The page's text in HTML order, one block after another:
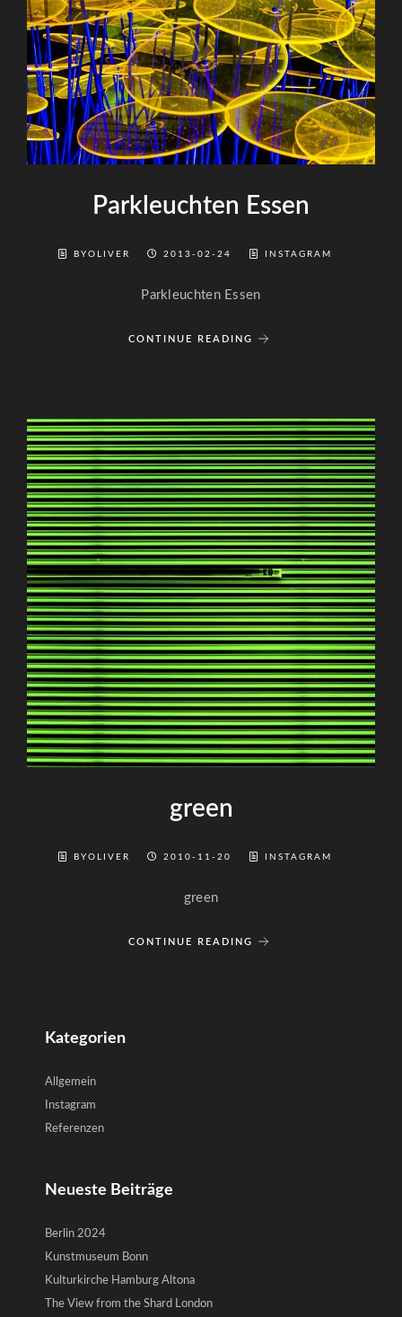
Parkleuchten Essen
BYOLIVER 2013-02-24 INSTAGRAM
Parkleuchten Essen
CONTINUE READING
green
BYOLIVER 2010-11-20 INSTAGRAM
green
CONTINUE READING
Kategorien
Allgemein
Instagram
Referenzen
Neueste Beiträge
Berlin 2024
Kunstmuseum Bonn
Kulturkirche Hamburg Altona
The View from the Shard London